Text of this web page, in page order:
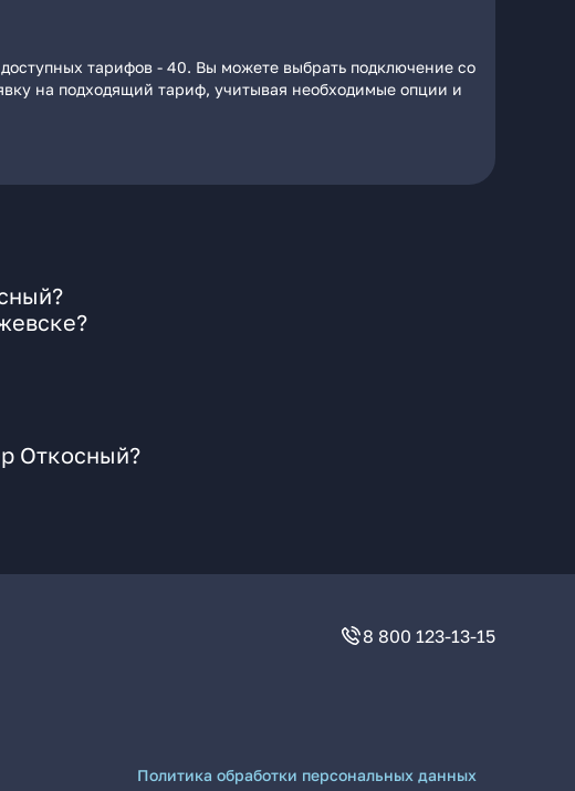
тарифов - 40. Вы можете выбрать подключение со
на подходящий тариф, учитывая необходимые опции и
Откосный?
8 800 123-13-15
Политика обработки персональных данных